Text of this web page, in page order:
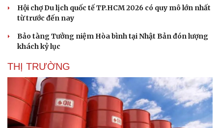
Hội chợ Du lịch quốc tế TP.HCM 2026 có quy mô lớn nhất
từ trước đến nay
Bảo tàng Tưởng niệm Hòa bình tại Nhật Bản đón lượng
khách kỷ lục
THỊ TRƯỜNG